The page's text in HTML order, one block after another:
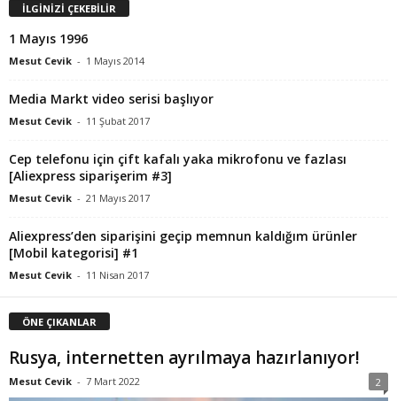
İLGİNİZİ ÇEKEBİLİR
1 Mayıs 1996
Mesut Cevik - 1 Mayıs 2014
Media Markt video serisi başlıyor
Mesut Cevik - 11 Şubat 2017
Cep telefonu için çift kafalı yaka mikrofonu ve fazlası
[Aliexpress siparişerim #3]
Mesut Cevik - 21 Mayıs 2017
Aliexpress’den siparişini geçip memnun kaldığım ürünler
[Mobil kategorisi] #1
Mesut Cevik - 11 Nisan 2017
ÖNE ÇIKANLAR
Rusya, internetten ayrılmaya hazırlanıyor!
Mesut Cevik - 7 Mart 2022 2